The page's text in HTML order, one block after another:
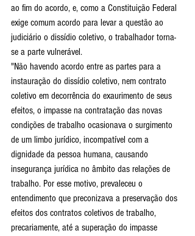
ao fim do acordo, e, como a Constituição Federal
exige comum acordo para levar a questão ao
judiciário o dissídio coletivo, o trabalhador torna-
se a parte vulnerável.
"Não havendo acordo entre as partes para a
instauração do dissídio coletivo, nem contrato
coletivo em decorrência do exaurimento de seus
efeitos, o impasse na contratação das novas
condições de trabalho ocasionava o surgimento
de um limbo jurídico, incompatível com a
dignidade da pessoa humana, causando
insegurança jurídica no âmbito das relações de
trabalho. Por esse motivo, prevaleceu o
entendimento que preconizava a preservação dos
efeitos dos contratos coletivos de trabalho,
precariamente, até a superação do impasse